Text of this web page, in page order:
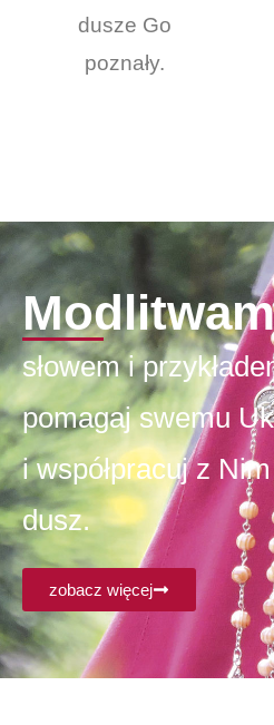
dusze Go
poznały.
słowem i
pomagaj swemu
i współpracuj z
dusz.
zobacz więcej